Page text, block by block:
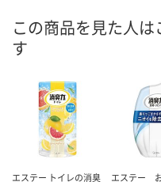
した
この商品を見た人
す
エステー トイレの消臭
エステー